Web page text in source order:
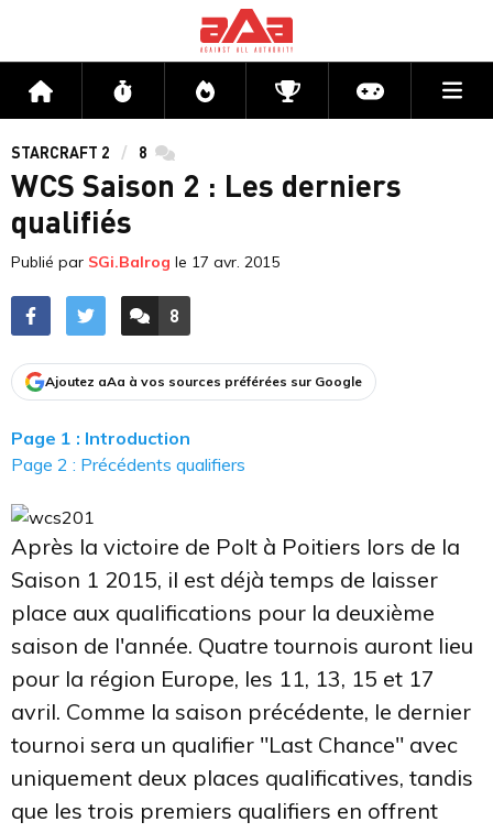
Accueil Flux Directs CompétitionsActu jeux
STARCRAFT 2 8 commentaires
WCS Saison 2 : Les derniers
qualifiés
Publié par SGi.Balrog le 17 avr. 2015
ACCÉDER AUX
8
COMMENTAIRES
Ajoutez aAa à vos sources préférées sur Google
Page 1 : Introduction
Page 2 : Précédents qualifiers
Après la victoire de Polt à Poitiers lors de la
Saison 1 2015, il est déjà temps de laisser
place aux qualifications pour la deuxième
saison de l'année. Quatre tournois auront lieu
pour la région Europe, les 11, 13, 15 et 17
avril. Comme la saison précédente, le dernier
tournoi sera un qualifier "Last Chance" avec
uniquement deux places qualificatives, tandis
que les trois premiers qualifiers en offrent